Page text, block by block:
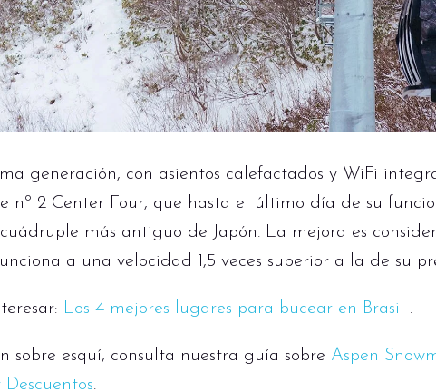
generación, con asientos calefactados y WiFi
nº 2 Center Four, que hasta el último día de su
más antiguo de Japón. La mejora es
a una velocidad 1,5 veces superior a la de su
Los 4 mejores lugares para bucear en Brasil .
sobre esquí, consulta nuestra guía sobre Aspen
.